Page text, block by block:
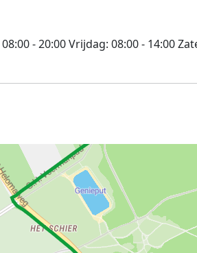
08:00 - 20:00Vrijdag: 08:00 - 14:00